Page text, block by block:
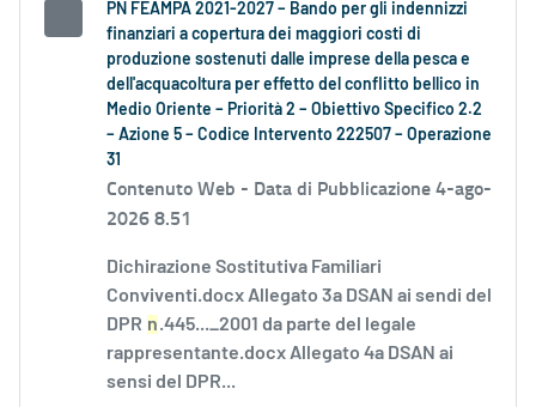
PN FEAMPA 2021-2027 – Bando per gli indennizzi
finanziari a copertura dei maggiori costi di
produzione sostenuti dalle imprese della pesca e
dell'acquacoltura per effetto del conflitto bellico in
Medio Oriente – Priorità 2 – Obiettivo Specifico 2.2
– Azione 5 – Codice Intervento 222507 – Operazione
31
Contenuto Web - Data di Pubblicazione 4-ago-
2026 8.51
Dichirazione Sostitutiva Familiari
Conviventi.docx Allegato 3a DSAN ai sendi del
DPR n.445..._2001 da parte del legale
rappresentante.docx Allegato 4a DSAN ai
sensi del DPR...